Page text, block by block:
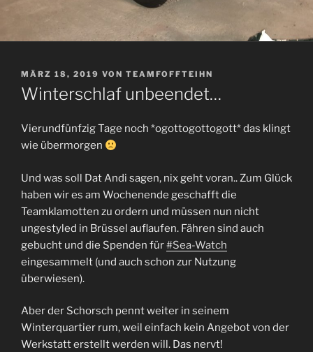
VERÖFFENTLICHT
AM
MÄRZ 18, 2019 VON TEAMFOFFTEIHN
Winterschlaf unbeendet…
Vierundfünfzig Tage noch *ogottogottogott* das klingt
wie übermorgen
Und was soll Dat Andi sagen, nix geht voran.. Zum Glück
haben wir es am Wochenende geschafft die
Teamklamotten zu ordern und müssen nun nicht
ungestyled in Brüssel auflaufen. Fähren sind auch
gebucht und die Spenden für#Sea-Watch
eingesammelt (und auch schon zur Nutzung
überwiesen).
Aber der Schorsch pennt weiter in seinem
Winterquartier rum, weil einfach kein Angebot von der
Werkstatt erstellt werden will. Das nervt!